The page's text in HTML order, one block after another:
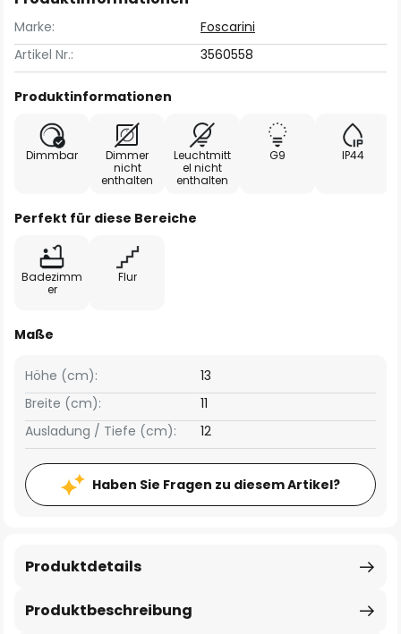
Marke:
Foscarini
Artikel Nr.:
3560558
Produktinformationen
Dimmbar
Dimmer
nicht
enthalten
Leuchtmitt
el nicht
enthalten
G9 IP44
Perfekt für diese Bereiche
Badezimm
er
Flur
Maße
Breite (cm): 11
Höhe (cm): 13
Ausladung / Tiefe (cm): 12
Haben Sie Fragen zu diesem Artikel?
Produktbeschreibung
Produktdetails